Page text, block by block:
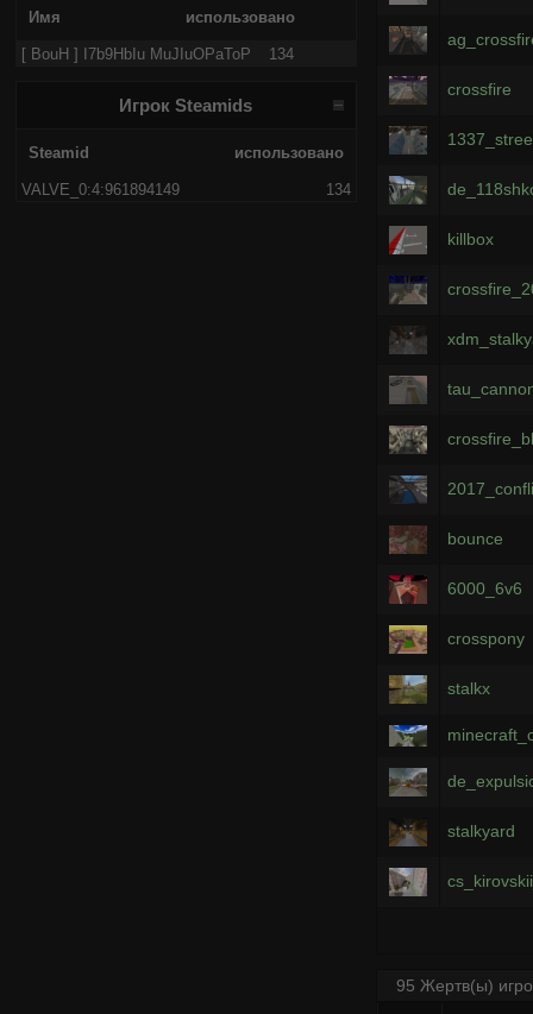
Имя использовано
[ BouH ] I7b9HbIu MuJIuOPaToP 134
Игрок Steamids
Steamid использовано
VALVE_0:4:961894149 134
crossfire
killbox
bounce
6000_6v6
crosspony
stalkx
stalkyard
95 Жертв(ы)